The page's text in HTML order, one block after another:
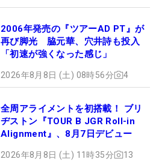
2006年発売の『ツアーAD PT』が
再び脚光 脇元華、穴井詩も投入
「初速が強くなった感じ」
2026年8月8日 (土) 08時56分 4
全周アライメントを初搭載！ ブリ
ヂストン『TOUR B JGR Roll-in
Alignment』、8月7日デビュー
2026年8月8日 (土) 11時35分 13